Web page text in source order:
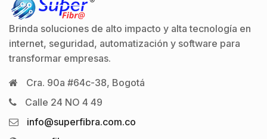
Brinda soluciones de alto impacto y alta tecnología en
internet, seguridad, automatización y software para
transformar empresas.
Cra. 90a #64c-38, Bogotá
Calle 24 NO 4 49
info@superfibra.com.co